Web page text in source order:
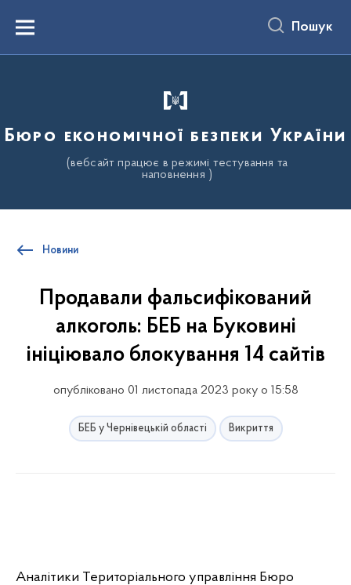
вмістуMenu Пошук
Бюро економічної безпеки України
(вебсайт працює в режимі тестування та
наповнення )
Новини
Продавали фальсифікований
алкоголь: БЕБ на Буковині
ініціювало блокування 14 сайтів
опубліковано 01 листопада 2023 року о 15:58
БЕБ у Чернівецькій області Викриття
Аналітики Територіального управління Бюро